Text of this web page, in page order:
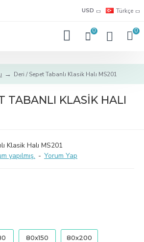
USD Türkçe
0 0
Deri / Sepet Tabanlı Klasik Halı MS201
TABANLI KLASIK HALI
yapılmış. - Yorum Yap
80x150 80x200